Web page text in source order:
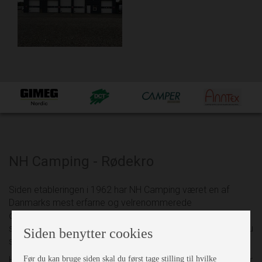
Siden etableringen i 1962 har NH Camping været en af
Danmarks mest erfarne og velrenommerede
campingforretninger. Vi sætter en ære i at yde den bedste
service og tilbyder et bredt, kvalitetssikret sortiment – så du
som kunde kun behøver at handle ét sted.
Siden benytter cookies
Før du kan bruge siden skal du først tage stilling til hvilke